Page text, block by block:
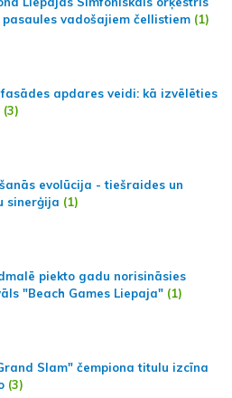
vadošajiem čellistiem (1)
apdares veidi: kā izvēlēties
(3)
evolūcija - tiešraides un
sinerģija (1)
piekto gadu norisināsies
"Beach Games Liepaja" (1)
Slam" čempiona titulu izcīna
(3)